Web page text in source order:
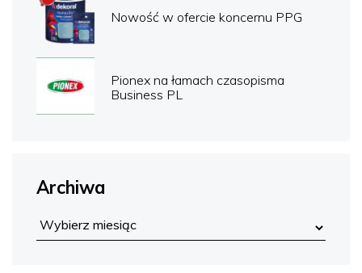
Nowość w ofercie koncernu PPG
Pionex na łamach czasopisma
Business PL
Archiwa